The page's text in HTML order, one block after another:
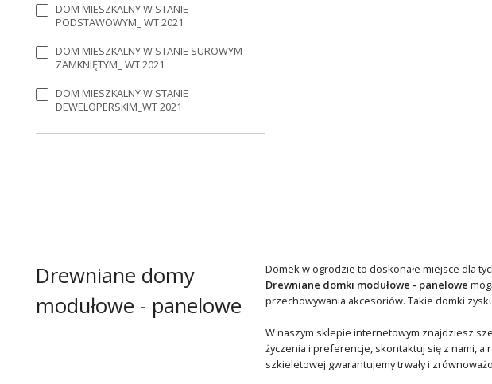
DOM MIESZKALNY W STANIE
PODSTAWOWYM_ WT 2021
DOM MIESZKALNY W STANIE SUROWYM
ZAMKNIĘTYM_ WT 2021
DOM MIESZKALNY W STANIE
DEWELOPERSKIM_WT 2021
Drewniane domy
modułowe - panelowe
Domek w ogrodzie to doskonałe miejsce dla
Drewniane domki modułowe - panelowe
przechowywania akcesoriów. Takie domki
W naszym sklepie internetowym znajdziesz
życzenia i preferencje, skontaktuj się z nami,
szkieletowej gwarantujemy trwały i